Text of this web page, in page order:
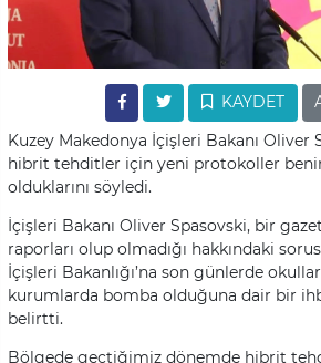
KAYDET
Kuzey Makedonya İçişleri Bakanı Oliver
hibrit tehditler için yeni protokoller
olduklarını söyledi.
İçişleri Bakanı Oliver Spasovski, bir
raporları olup olmadığı hakkındaki
İçişleri Bakanlığı’na son günlerde
kurumlarda bomba olduğuna dair bir
belirtti.
Bölgede geçtiğimiz dönemde hibrit